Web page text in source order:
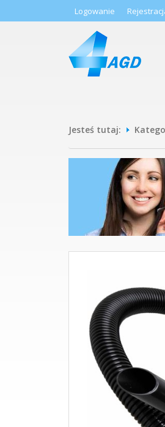
Logowanie
Jesteś tutaj: